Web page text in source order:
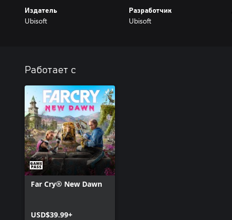
Издатель
Ubisoft
Разработчик
Ubisoft
Работает с
Far Cry® New Dawn
USD$39.99+